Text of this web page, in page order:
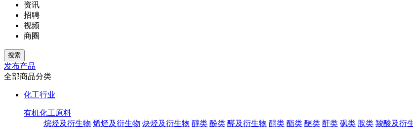
资讯
招聘
视频
商圈
发布产品
全部商品分类
化工行业
有机化工原料
烷烃及衍生物 烯烃及衍生物 炔烃及衍生物 醇类 酚类 醛及衍生物 酮类 酯类 醚类 酐类 砜类 胺类 羧酸及衍